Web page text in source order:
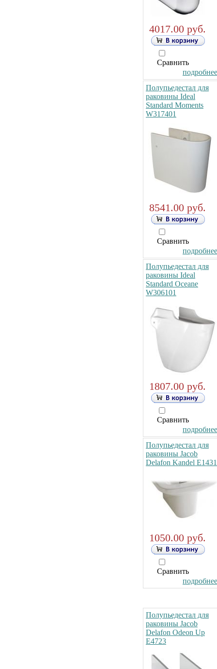
4017.00 руб.
Сравнить
Полупьедестал для
раковины Ideal
Standard Moments
W317401
8541.00 руб.
Сравнить
Полупьедестал для
раковины Ideal
Standard Oceane
W306101
1807.00 руб.
Сравнить
Полупьедестал для
раковины Jacob
Delafon Kandel E1431
1050.00 руб.
Сравнить
Полупьедестал для
раковины Jacob
Delafon Odeon Up
E4723